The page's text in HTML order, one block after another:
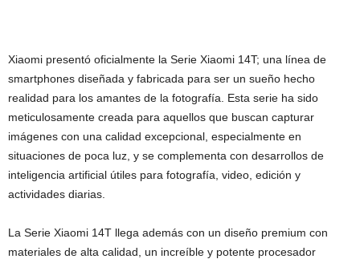
Xiaomi presentó oficialmente la Serie Xiaomi 14T; una línea de
smartphones diseñada y fabricada para ser un sueño hecho
realidad para los amantes de la fotografía. Esta serie ha sido
meticulosamente creada para aquellos que buscan capturar
imágenes con una calidad excepcional, especialmente en
situaciones de poca luz, y se complementa con desarrollos de
inteligencia artificial útiles para fotografía, video, edición y
actividades diarias.
La Serie Xiaomi 14T llega además con un diseño premium con
materiales de alta calidad, un increíble y potente procesador